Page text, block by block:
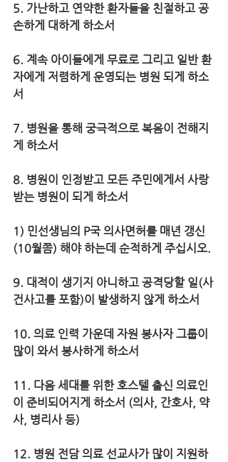
5. 가난하고 연약한 환자들을 친절하고 공
손하게 대하게 하소서
6. 계속 아이들에게 무료로 그리고 일반 환
자에게 저렴하게 운영되는 병원 되게 하소
서
7. 병원을 통해 궁극적으로 복음이 전해지
게 하소서
8. 병원이 인정받고 모든 주민에게서 사랑
받는 병원이 되게 하소서
1) 민선생님의 P국 의사면허를 매년 갱신
(10월쯤) 해야 하는데 순적하게 주십시오.
9. 대적이 생기지 아니하고 공격당할 일(사
건사고를 포함)이 발생하지 않게 하소서
10. 의료 인력 가운데 자원 봉사자 그룹이
많이 와서 봉사하게 하소서
11. 다음 세대를 위한 호스텔 출신 의료인
이 준비되어지게 하소서 (의사, 간호사, 약
사, 병리사 등)
12. 병원 전담 의료 선교사가 많이 지원하